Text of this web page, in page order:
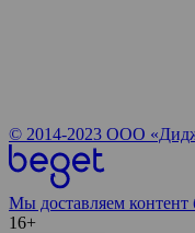
© 2014-2023 ООО
Мы доставляем контент
16+